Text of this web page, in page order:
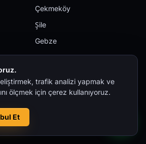
Çekmeköy
Şile
Gebze
gönder
trafik analizi yapmak ve
ölçmek için çerez kullanıyoruz.
Et